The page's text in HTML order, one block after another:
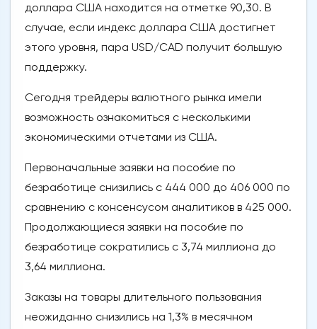
доллара США находится на отметке 90,30. В
случае, если индекс доллара США достигнет
этого уровня, пара USD/CAD получит большую
поддержку.
Сегодня трейдеры валютного рынка имели
возможность ознакомиться с несколькими
экономическими отчетами из США.
Первоначальные заявки на пособие по
безработице снизились с 444 000 до 406 000 по
сравнению с консенсусом аналитиков в 425 000.
Продолжающиеся заявки на пособие по
безработице сократились с 3,74 миллиона до
3,64 миллиона.
Заказы на товары длительного пользования
неожиданно снизились на 1,3% в месячном